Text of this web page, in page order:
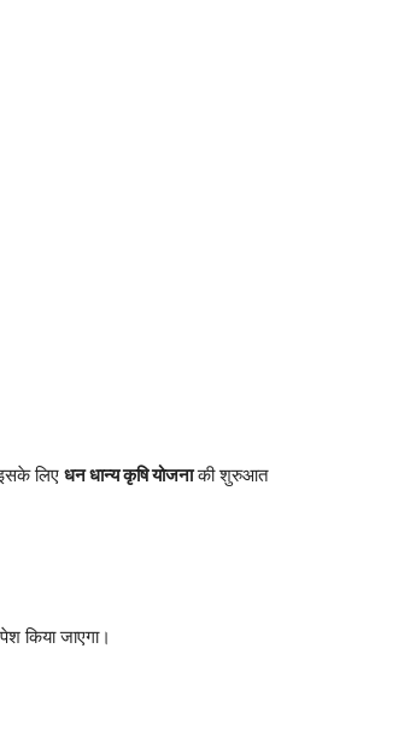
लिए धन धान्य कृषि योजनाकी शुरुआत
किया जाएगा।